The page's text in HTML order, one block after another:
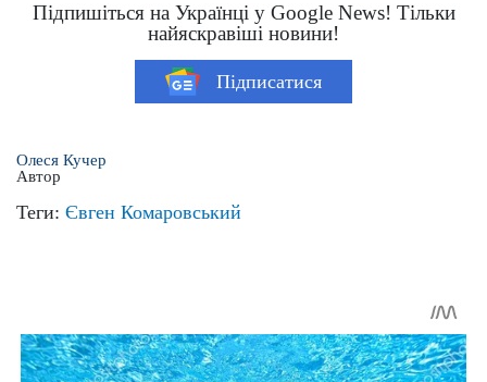
Підпишіться на Українці у Google News! Тільки
найяскравіші новини!
Підписатися
Олеся Кучер
Автор
Теги: Євген Комаровський